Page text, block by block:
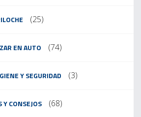
(25)
EN AUTO (74)
Y SEGURIDAD (3)
Y CONSEJOS (68)